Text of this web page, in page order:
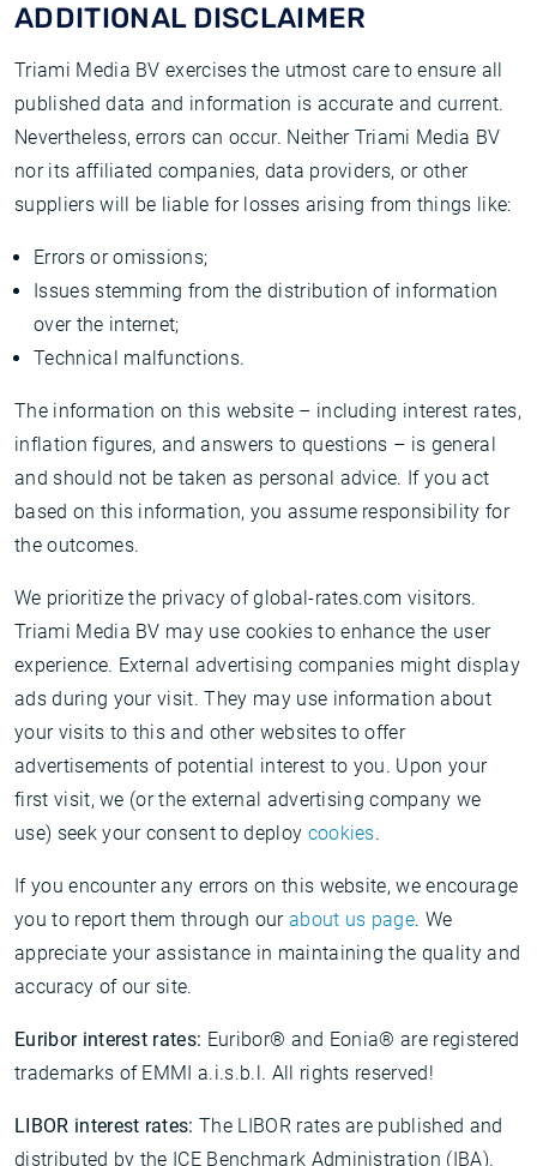
ADDITIONAL DISCLAIMER
Triami Media BV exercises the utmost care to ensure all
published data and information is accurate and current.
Nevertheless, errors can occur. Neither Triami Media BV
nor its affiliated companies, data providers, or other
suppliers will be liable for losses arising from things like:
Errors or omissions;
Issues stemming from the distribution of information
over the internet;
Technical malfunctions.
The information on this website – including interest rates,
inflation figures, and answers to questions – is general
and should not be taken as personal advice. If you act
based on this information, you assume responsibility for
the outcomes.
We prioritize the privacy of global-rates.com visitors.
Triami Media BV may use cookies to enhance the user
experience. External advertising companies might display
ads during your visit. They may use information about
your visits to this and other websites to offer
advertisements of potential interest to you. Upon your
first visit, we (or the external advertising company we
use) seek your consent to deploy cookies.
If you encounter any errors on this website, we encourage
you to report them through our about us page. We
appreciate your assistance in maintaining the quality and
accuracy of our site.
Euribor interest rates: Euribor® and Eonia® are registered
trademarks of EMMI a.i.s.b.l. All rights reserved!
LIBOR interest rates: The LIBOR rates are published and
distributed by the ICE Benchmark Administration (IBA).